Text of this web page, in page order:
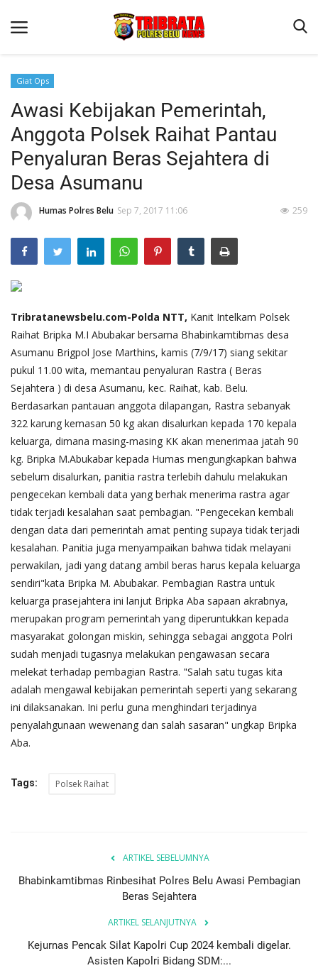
Beranda
Terms & Conditions
Reskrim
Binkam
Lantas
Polisi Kita
Mitra Polisi
Giat Ops
Giat Ops
Awasi Kebijakan Pemerintah,
Anggota Polsek Raihat Pantau
Penyaluran Beras Sejahtera di
Desa Asumanu
Humas Polres Belu Sep 7, 2017 11:06 259
Tribratanewsbelu.com-Polda NTT, Kanit Intelkam Polsek
Raihat Bripka M.I Abubakar bersama Bhabinkamtibmas desa
Asumanu Brigpol Jose Marthins, kamis (7/9/17) siang sekitar
pukul 11.00 wita, memantau penyaluran Rastra ( Beras
Sejahtera ) di desa Asumanu, kec. Raihat, kab. Belu.
Berdasarkan pantauan anggota dilapangan, Rastra sebanyak
322 karung kemasan 50 kg akan disalurkan kepada 170 kepala
keluarga, dimana masing-masing KK akan menerimaa jatah 90
kg. Bripka M.Abukabar kepada Humas mengungkapkan bahwa
sebelum disalurkan, panitia rastra terlebih dahulu melakukan
pengecekan kembali data yang berhak menerima rastra agar
tidak terjadi kesalahan saat pembagian. "Pengecekan kembali
dengan data dari pemerintah amat penting supaya tidak terjadi
kesalahan. Panitia juga menyampaikan bahwa tidak melayani
perwakilan, jadi yang datang ambil beras harus kepala keluarga
sendiri"kata Bripka M. Abubakar. Pembagian Rastra untuk
keluarga prasejahtera ini lanjut Bripka Aba sapaan akrabnya,
merupakan program pemerintah yang diperuntukkan kepada
masyarakat golongan miskin, sehingga sebagai anggota Polri
sudah menjadi tugasnya melakukan pengawasan secara
melekat terhadap pembagian Rastra. "Salah satu tugas kita
adalah mengawal kebijakan pemerintah seperti yang sekarang
ini dilaksanakan. Ini perlu guna menghindari terjadinya
penyalahgunaan wewenang dan salah sasaran" ungkap Bripka
Aba.
Tags: Polsek Raihat
ARTIKEL SEBELUMNYA
Bhabinkamtibmas Rinbesihat Polres Belu Awasi Pembagian
Beras Sejahtera
ARTIKEL SELANJUTNYA
Kejurnas Pencak Silat Kapolri Cup 2024 kembali digelar.
Asisten Kapolri Bidang SDM:...